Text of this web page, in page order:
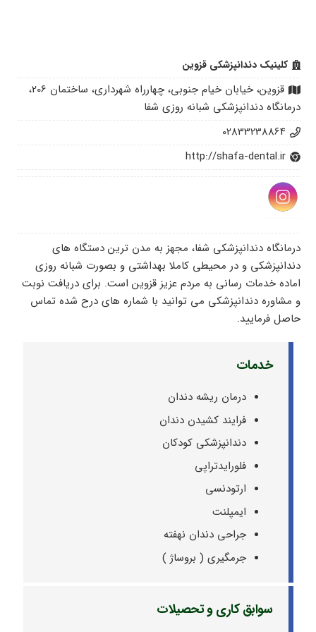
کلینیک دندانپزشکی قزوین
قزوین، خیابان خیام جنوبی، چهارراه شهرداری، ساختمان 206،
درمانگاه دندانپزشکی شبانه روزی شفا
02833238864
http://shafa-dental.ir
درمانگاه دندانپزشکی شفا، مجهز به مدن ترین دستگاه های
دندانپزشکی و در محیطی کاملا بهداشتی و بصورت شبانه روزی
اماده خدمات رسانی به مردم عزیز قزوین است. برای دریافت نوبت
و مشاوره دندانپزشکی می توانید با شماره های درح شده تماس
حاصل فرمایید.
خدمات
درمان ریشه دندان
فرایند کشیدن دندان
دندانپزشکی کودکان
فلورایدتراپی
ارتودنسی
ایمپلنت
جراحی دندان نهفته
جرمگیری ( بروساژ )
سوابق کاری و تحصیلات